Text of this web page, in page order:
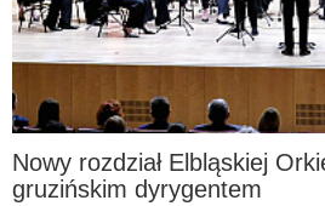
Nowy rozdział Elbląskiej
gruzińskim dyrygentem